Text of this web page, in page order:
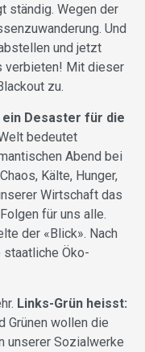
ständig. Wegen der
Und
und jetzt
verbieten! Mit dieser
zu.
Desaster für die
bedeutet
Abend bei
Kälte, Hunger,
Wirtschaft das
für uns alle.
der «Blick». Nach
Öko-
Links-Grün heisst:
Grünen wollen die
unserer Sozialwerke